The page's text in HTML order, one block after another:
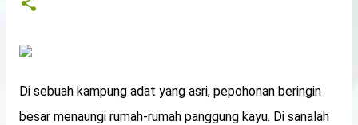
Di sebuah kampung adat yang asri, pepohonan beringin
besar menaungi rumah-rumah panggung kayu. Di sanalah